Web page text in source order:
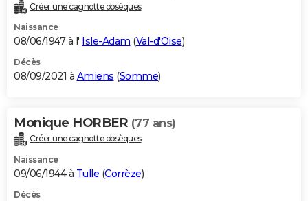
Créer une cagnotte obsèques
Naissance
08/06/1947 à l' Isle-Adam (Val-d'Oise)
Décès
08/09/2021 à Amiens (Somme)
Monique HORBER (77 ans)
Créer une cagnotte obsèques
Naissance
09/06/1944 à Tulle (Corrèze)
Décès